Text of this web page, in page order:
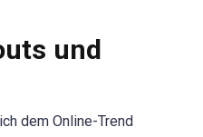
und
dem Online-Trend